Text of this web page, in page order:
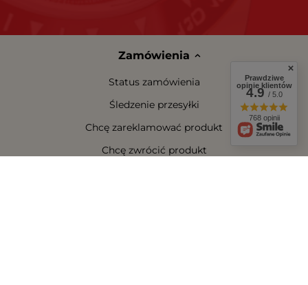
Zamówienia
Status zamówienia
Śledzenie przesyłki
Chcę zareklamować produkt
Chcę zwrócić produkt
Prawdziwe
opinie klientów
4.9/ 5.0
768 opinii